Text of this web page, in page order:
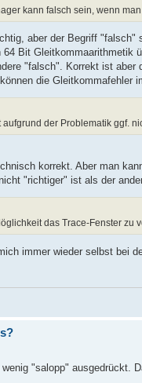
kann falsch sein, wenn
aber der Begriff
64 Bit
"falsch". Korrekt ist
die Gleitkommafehler
der Problematik ggf.
korrekt. Aber man
"richtiger" ist als der
das Trace-Fenster zu
immer wieder selbst bei
"salopp" ausgedrückt.